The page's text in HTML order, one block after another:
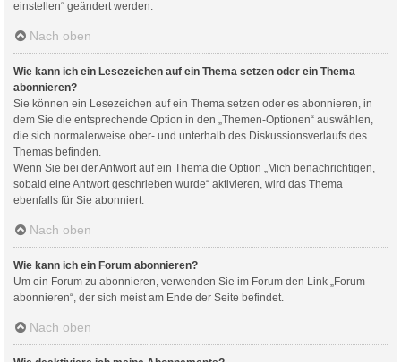
einstellen“ geändert werden.
Nach oben
Wie kann ich ein Lesezeichen auf ein Thema setzen oder ein Thema
abonnieren?
Sie können ein Lesezeichen auf ein Thema setzen oder es abonnieren, in
dem Sie die entsprechende Option in den „Themen-Optionen“ auswählen,
die sich normalerweise ober- und unterhalb des Diskussionsverlaufs des
Themas befinden.
Wenn Sie bei der Antwort auf ein Thema die Option „Mich benachrichtigen,
sobald eine Antwort geschrieben wurde“ aktivieren, wird das Thema
ebenfalls für Sie abonniert.
Nach oben
Wie kann ich ein Forum abonnieren?
Um ein Forum zu abonnieren, verwenden Sie im Forum den Link „Forum
abonnieren“, der sich meist am Ende der Seite befindet.
Nach oben